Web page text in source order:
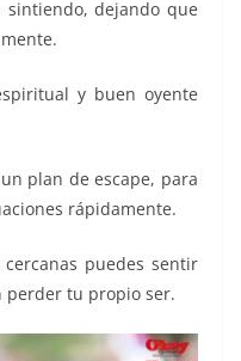
sintiendo, dejando que
y buen oyente
plan de escape, para
rápidamente.
puedes sentir
perder tu propio ser.